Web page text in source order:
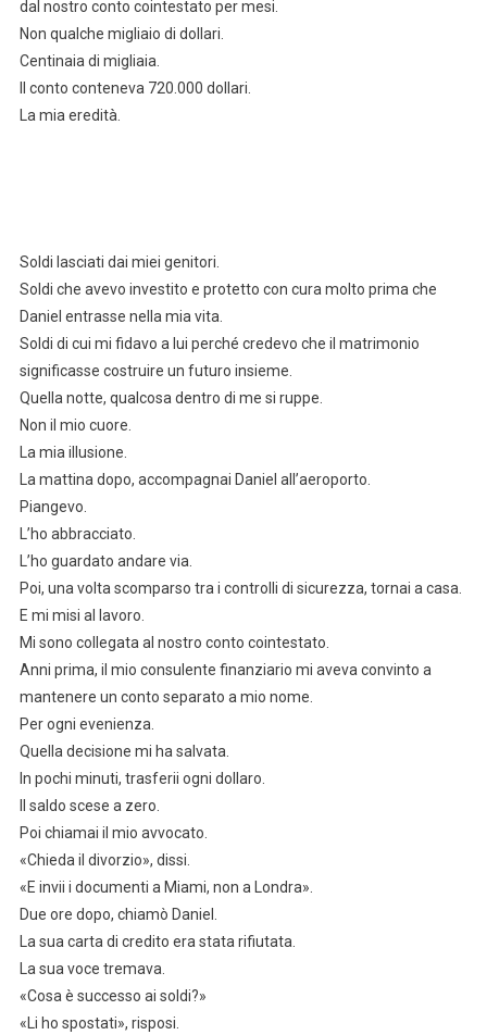
dal nostro conto cointestato per mesi.
Non qualche migliaio di dollari.
Centinaia di migliaia.
Il conto conteneva 720.000 dollari.
La mia eredità.
Soldi lasciati dai miei genitori.
Soldi che avevo investito e protetto con cura molto prima che
Daniel entrasse nella mia vita.
Soldi di cui mi fidavo a lui perché credevo che il matrimonio
significasse costruire un futuro insieme.
Quella notte, qualcosa dentro di me si ruppe.
Non il mio cuore.
La mia illusione.
La mattina dopo, accompagnai Daniel all’aeroporto.
Piangevo.
L’ho abbracciato.
L’ho guardato andare via.
Poi, una volta scomparso tra i controlli di sicurezza, tornai a casa.
E mi misi al lavoro.
Mi sono collegata al nostro conto cointestato.
Anni prima, il mio consulente finanziario mi aveva convinto a
mantenere un conto separato a mio nome.
Per ogni evenienza.
Quella decisione mi ha salvata.
In pochi minuti, trasferii ogni dollaro.
Il saldo scese a zero.
Poi chiamai il mio avvocato.
«Chieda il divorzio», dissi.
«E invii i documenti a Miami, non a Londra».
Due ore dopo, chiamò Daniel.
La sua carta di credito era stata rifiutata.
La sua voce tremava.
«Cosa è successo ai soldi?»
«Li ho spostati», risposi.